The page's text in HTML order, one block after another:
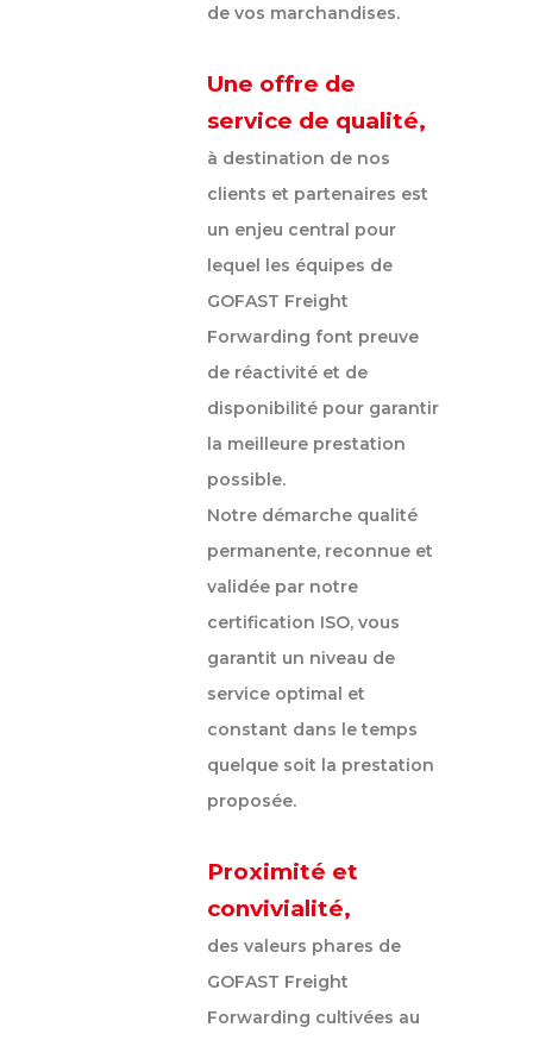
de vos marchandises.
Une offre de
service de qualité,
à destination de nos
clients et partenaires est
un enjeu central pour
lequel les équipes de
GOFAST Freight
Forwarding font preuve
de réactivité et de
disponibilité pour garantir
la meilleure prestation
possible.
Notre démarche qualité
permanente, reconnue et
validée par notre
certification ISO, vous
garantit un niveau de
service optimal et
constant dans le temps
quelque soit la prestation
proposée.
Proximité et
convivialité,
des valeurs phares de
GOFAST Freight
Forwarding cultivées au